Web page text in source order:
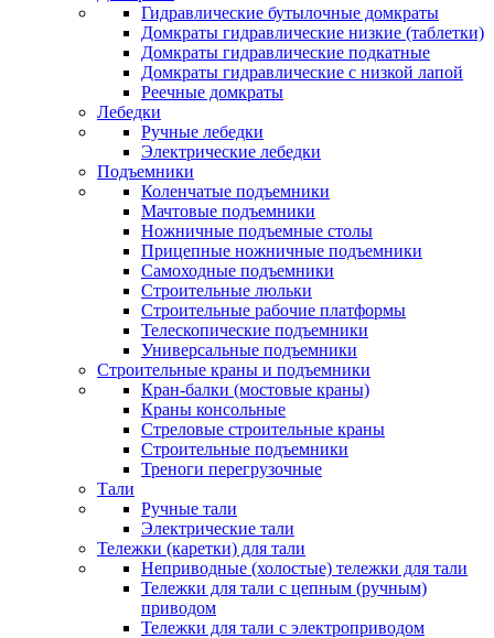
Гидравлические бутылочные домкраты
Домкраты гидравлические низкие (таблетки)
Домкраты гидравлические подкатные
Домкраты гидравлические с низкой лапой
Реечные домкраты
Лебедки
Ручные лебедки
Электрические лебедки
Подъемники
Коленчатые подъемники
Мачтовые подъемники
Ножничные подъемные столы
Прицепные ножничные подъемники
Самоходные подъемники
Строительные люльки
Строительные рабочие платформы
Телескопические подъемники
Универсальные подъемники
Строительные краны и подъемники
Кран-балки (мостовые краны)
Краны консольные
Стреловые строительные краны
Строительные подъемники
Треноги перегрузочные
Тали
Ручные тали
Электрические тали
Тележки (каретки) для тали
Неприводные (холостые) тележки для тали
Тележки для тали с цепным (ручным)
приводом
Тележки для тали с электроприводом